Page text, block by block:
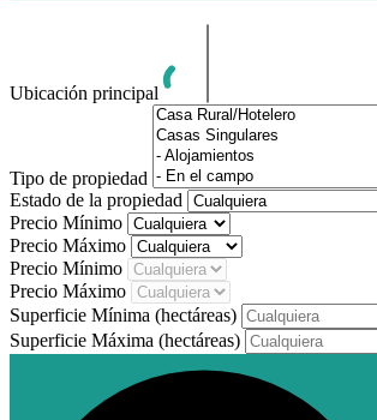
Ubicación principal
Tipo de propiedad
Estado de la propiedad
Precio Mínimo
Precio Máximo
Precio Mínimo
Precio Máximo
Superficie Mínima (hectáreas)
Superficie Máxima (hectáreas)